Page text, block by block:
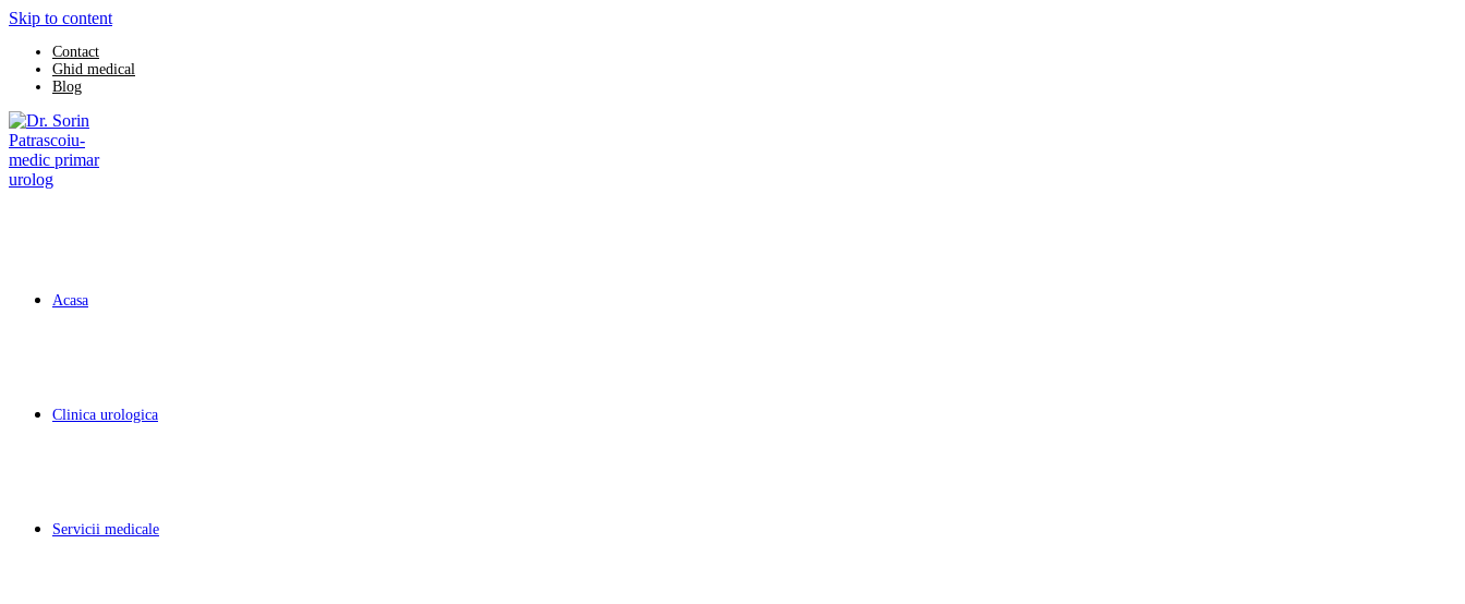
Skip to content
Contact
Ghid medical
Blog
Acasa
Clinica urologica
Servicii medicale